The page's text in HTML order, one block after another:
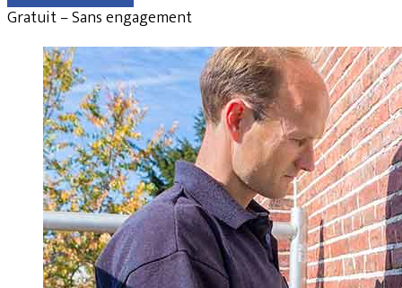
Gratuit – Sans engagement